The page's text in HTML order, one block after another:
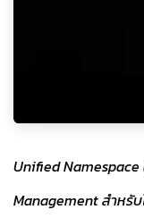
Unified
Management สำหรั